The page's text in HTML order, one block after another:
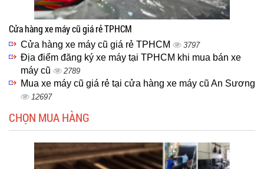
Cửa hàng xe máy cũ giá rẻ TPHCM
Cửa hàng xe máy cũ giá rẻ TPHCM 3797
Địa điểm đăng ký xe máy tại TPHCM khi mua bán xe
máy cũ
2789
Mua xe máy cũ giá rẻ tại cửa hàng xe máy cũ An Sương
12697
CHỌN MUA HÀNG